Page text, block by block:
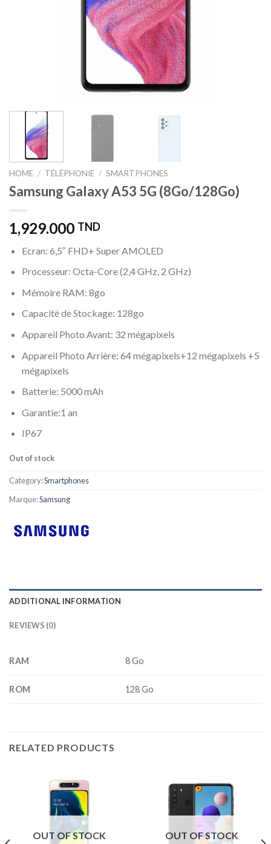
HOME / TÉLÉPHONIE / SMARTPHONES
Samsung Galaxy A53 5G (8Go/128Go)
1,929.000 TND
Ecran: 6,5″ FHD+ Super AMOLED
Processeur: Octa-Core (2,4 GHz, 2 GHz)
Mémoire RAM: 8go
Capacité de Stockage: 128go
Appareil Photo Avant: 32 mégapixels
Appareil Photo Arrière: 64 mégapixels+12 mégapixels +5
mégapixels
Batterie: 5000 mAh
Garantie:1 an
IP67
Out of stock
Category:Smartphones
Marque:Samsung
ADDITIONAL INFORMATION
REVIEWS (0)
RAM 8 Go
ROM 128 Go
RELATED PRODUCTS
OUT OF STOCK OUT OF STOCK